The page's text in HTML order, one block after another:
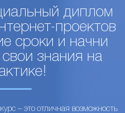
диплом
проектов
сроки и начни
знания на
– это отличная возможность